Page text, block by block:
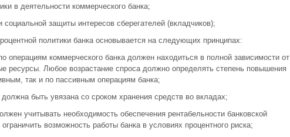
в деятельности коммерческого банка;
социальной защиты интересов сберегателей (вкладчиков);
политики банка основывается на следующих принципах:
операциям коммерческого банка должен находиться в полной зависимости от
ресурсы. Любое возрастание спроса должно определять степень повышения
так и по пассивным операциям банка;
быть увязана со сроком хранения средств во вкладах;
учитывать необходимость обеспечения рентабельности банковской
возможность работы банка в условиях процентного риска;